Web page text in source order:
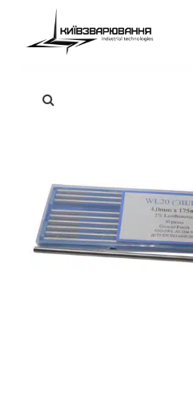
Головна
Про нас
Доставка та оплата